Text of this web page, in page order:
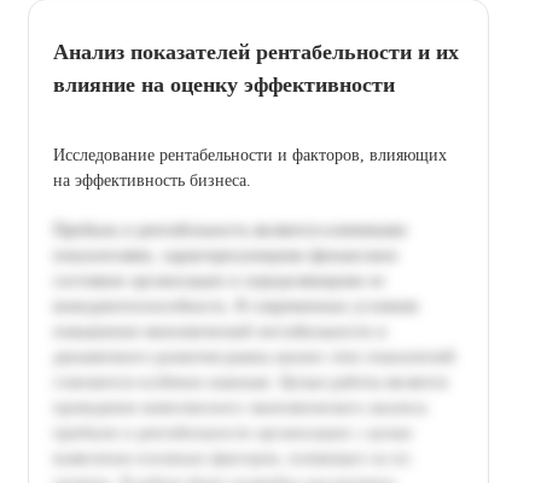
Анализ показателей рентабельности и их
влияние на оценку эффективности
Исследование рентабельности и факторов, влияющих
на эффективность бизнеса.